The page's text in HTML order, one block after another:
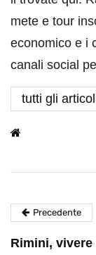
mete e tour
economico e i
canali social
tutti gli
Precedente
Rimini,